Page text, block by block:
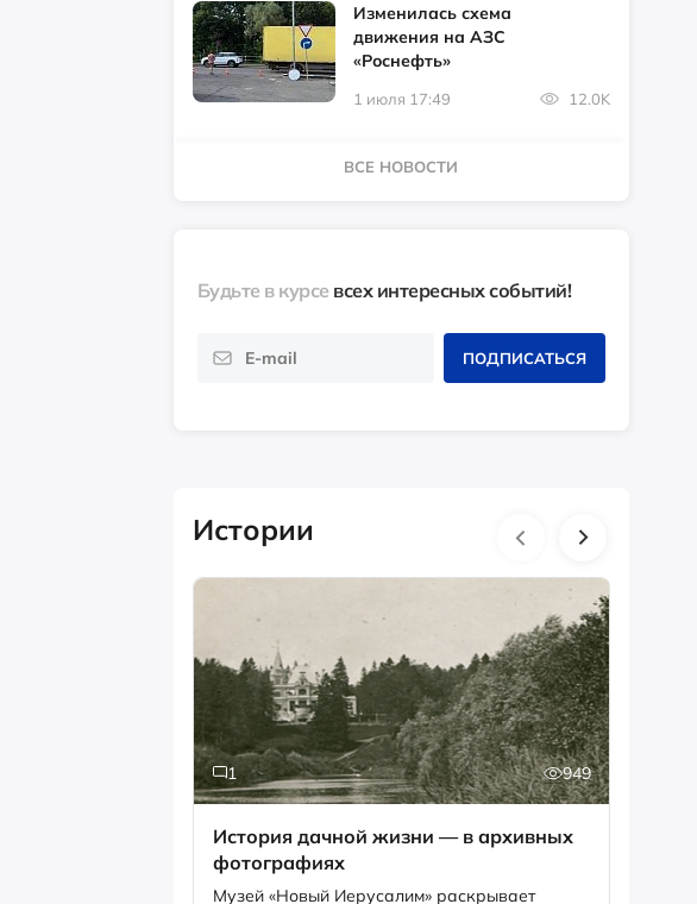
Изменилась схема
движения на АЗС
«Роснефть»
1 июля 17:49 12.0K
ВСЕ НОВОСТИ
Будьте в курсе всех интересных событий!
ПОДПИСАТЬСЯ
Истории
1 949
История дачной жизни — в архивных
фотографиях
Музей «Новый Иерусалим» раскрывает